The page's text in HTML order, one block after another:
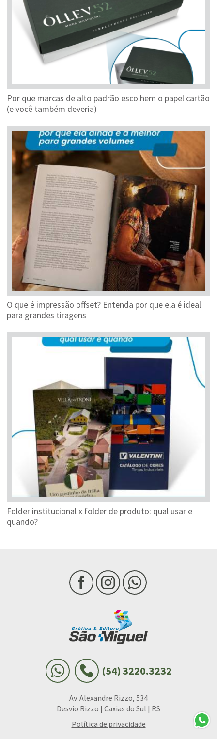
Por que marcas de alto padrão escolhem o papel cartão
(e você também deveria)
O que é impressão offset? Entenda por que ela é ideal
para grandes tiragens
Folder institucional x folder de produto: qual usar e
quando?
(54) 3220.3232
Av. Alexandre Rizzo, 534
Desvio Rizzo | Caxias do Sul | RS
Política de privacidade